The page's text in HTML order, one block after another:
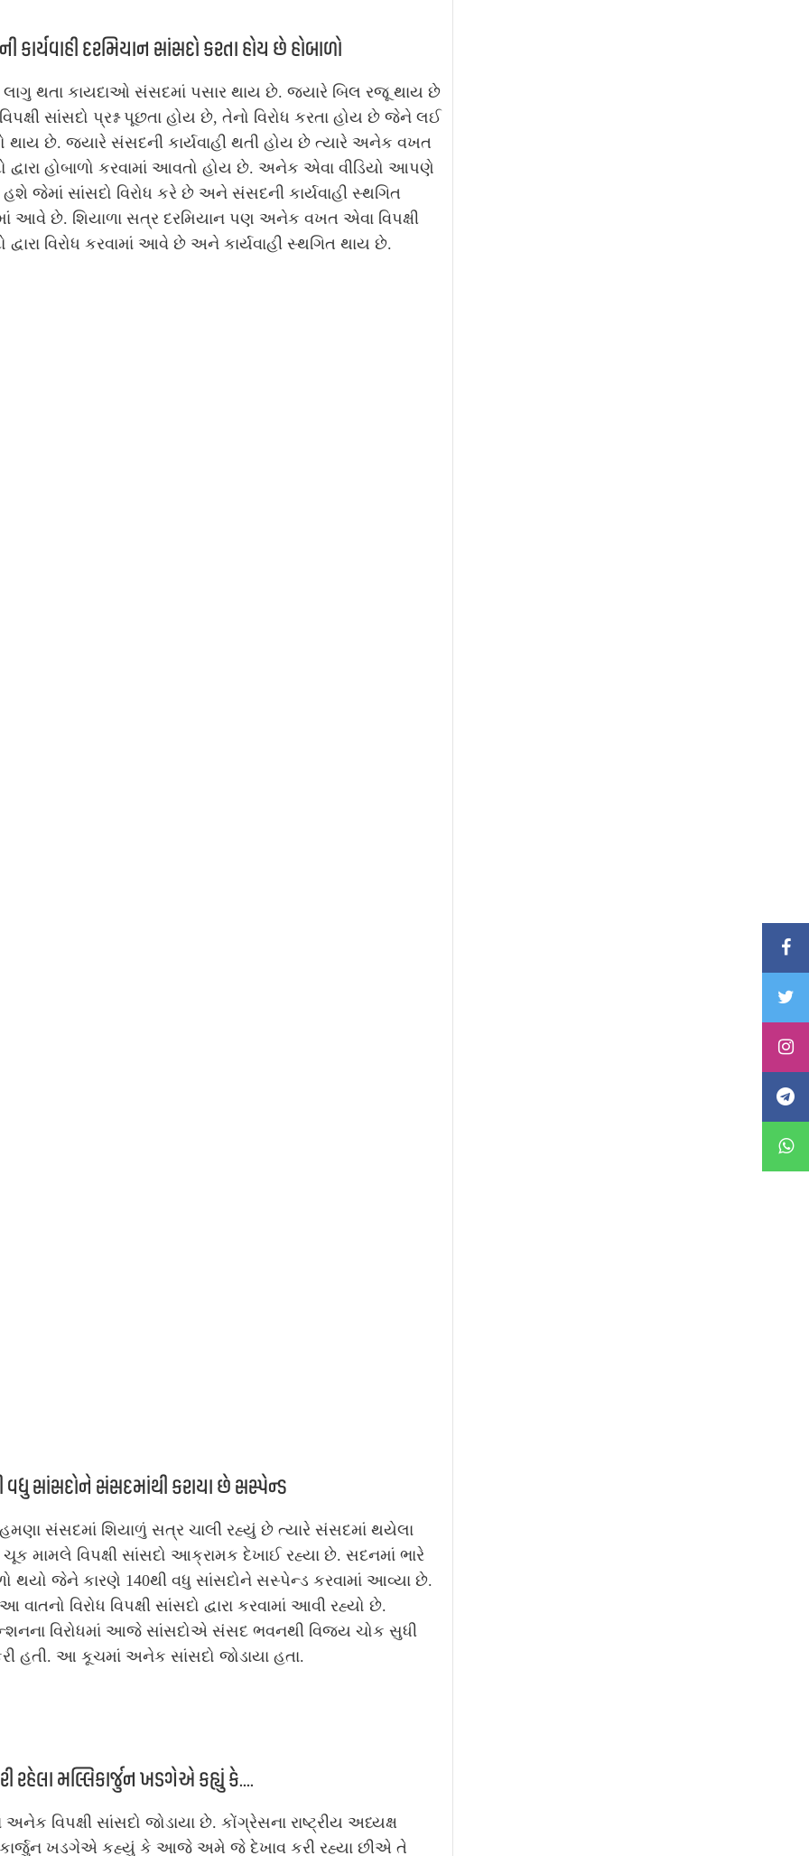
કાર્યવાહી દરમિયાન સાંસદો કરતા હોય છે હોબાળો
લાગુ થતા કાયદાઓ સંસદમાં પસાર થાય છે. જ્યારે બિલ રજૂ થાય છે
સાંસદો પ્રશ્ન પૂછતા હોય છે, તેનો વિરોધ કરતા હોય છે જેને લઈ
થાય છે. જ્યારે સંસદની કાર્યવાહી થતી હોય છે ત્યારે અનેક વખત
દ્વારા હોબાળો કરવામાં આવતો હોય છે. અનેક એવા વીડિયો આપણે
હશે જેમાં સાંસદો વિરોધ કરે છે અને સંસદની કાર્યવાહી સ્થગિત
આવે છે. શિયાળા સત્ર દરમિયાન પણ અનેક વખત એવા વિપક્ષી
દ્વારા વિરોધ કરવામાં આવે છે અને કાર્યવાહી સ્થગિત થાય છે.
વધુ સાંસદોને સંસદમાંથી કરાયા છે સસ્પેન્ડ
હમણા સંસદમાં શિયાળું સત્ર ચાલી રહ્યું છે ત્યારે સંસદમાં થયેલા
ચૂક મામલે વિપક્ષી સાંસદો આક્રામક દેખાઈ રહ્યા છે. સદનમાં ભારે
થયો જેને કારણે 140થી વધુ સાંસદોને સસ્પેન્ડ કરવામાં આવ્યા છે.
વાતનો વિરોધ વિપક્ષી સાંસદો દ્વારા કરવામાં આવી રહ્યો છે.
વિરોધમાં આજે સાંસદોએ સંસદ ભવનથી વિજય ચોક સુધી
હતી. આ કૂચમાં અનેક સાંસદો જોડાયા હતા.
રહેલા મલ્લિકાર્જુન ખડગેએ કહ્યું કે....
વિપક્ષી સાંસદો જોડાયા છે. કોંગ્રેસના રાષ્ટ્રીય અધ્યક્ષ
ખડગેએ કહ્યું કે આજે અમે જે દેખાવ કરી રહ્યા છીએ તે